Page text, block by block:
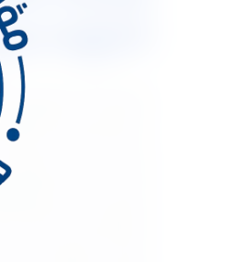
الصغيرة من اهم
نحن شركة أركان
نعتمد على خبرات
المقرات الادارية
شقق ووحدات سكنية